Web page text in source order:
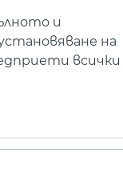
и
на
всички